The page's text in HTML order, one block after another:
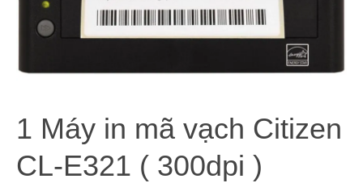
1 Máy in mã vạch Citizen
CL-E321 ( 300dpi )